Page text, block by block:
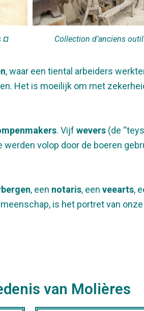
¤ Collection d’anciens
, waar een tiental arbeiders
Het is moeilijk om met
. Vijf wevers(de
volop door de boeren
, een notaris, een veearts,
is het portret van
van Molières